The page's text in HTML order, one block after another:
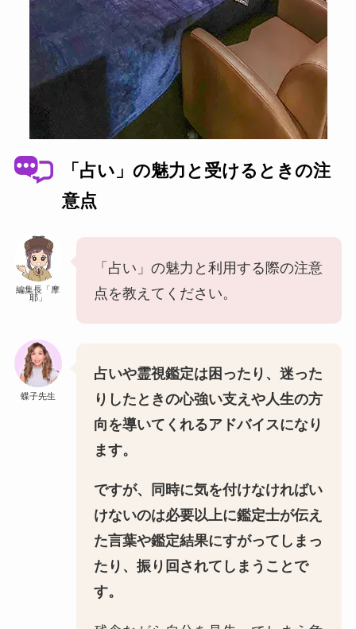
「占い」の魅力と受けるときの注
意点
編集長「摩
耶」
「占い」の魅力と利用する際の注意
点を教えてください。
蝶子先生
占いや霊視鑑定は困ったり、迷った
りしたときの心強い支えや人生の方
向を導いてくれるアドバイスになり
ます。
ですが、同時に気を付けなければい
けないのは必要以上に鑑定士が伝え
た言葉や鑑定結果にすがってしまっ
たり、振り回されてしまうことで
す。